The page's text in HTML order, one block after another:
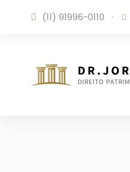
(11) 91996-0110 ·